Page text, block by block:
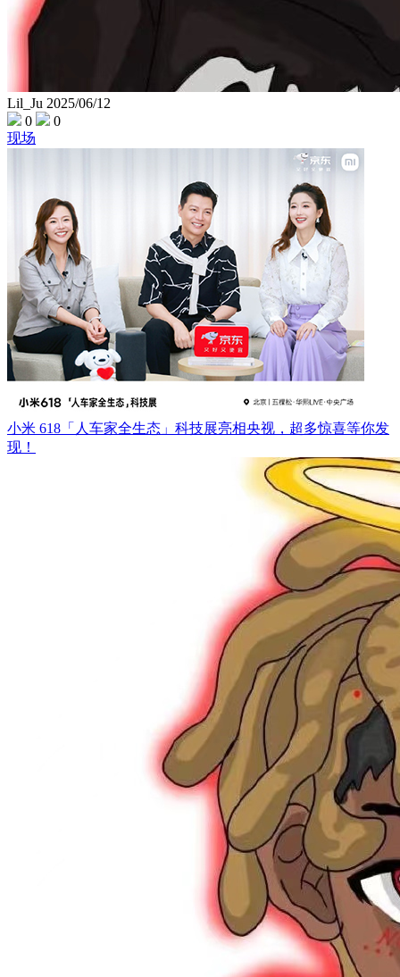
Lil_Ju 2025/06/12
0
0
现场
小米 618「人车家全生态」科技展亮相央视，超多惊喜等你发
现！